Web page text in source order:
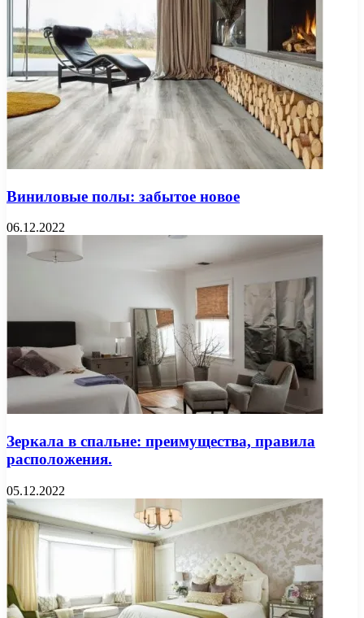
Виниловые полы: забытое новое
06.12.2022
Зеркала в спальне: преимущества, правила
расположения.
05.12.2022